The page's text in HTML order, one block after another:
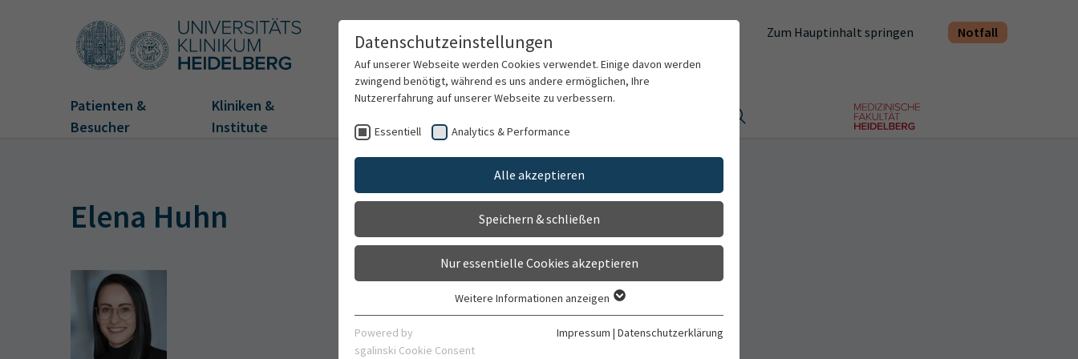
Zum Hauptinhalt springen Notfall
Patienten &
Besucher
Kliniken &
Institute
Elena Huhn
Datenschutzeinstellungen
Auf unserer Webseite werden Cookies verwendet. Einige davon werden
zwingend benötigt, während es uns andere ermöglichen, Ihre
Nutzererfahrung auf unserer Webseite zu verbessern.
Essentiell Analytics & Performance
Alle akzeptieren
Speichern & schließen
Nur essentielle Cookies akzeptieren
Essentielle Cookies werden für grundlegende Funktionen der Webseite
benötigt. Dadurch ist gewährleistet, dass die Webseite einwandfrei
Weitere Informationen anzeigen
Powered by
sgalinski Cookie Consent
Impressum | Datenschutzerklärung